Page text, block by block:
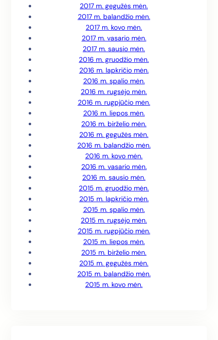
2017 m. gegužės mėn.
2017 m. balandžio mėn.
2017 m. kovo mėn.
2017 m. vasario mėn.
2017 m. sausio mėn.
2016 m. gruodžio mėn.
2016 m. lapkričio mėn.
2016 m. spalio mėn.
2016 m. rugsėjo mėn.
2016 m. rugpjūčio mėn.
2016 m. liepos mėn.
2016 m. birželio mėn.
2016 m. gegužės mėn.
2016 m. balandžio mėn.
2016 m. kovo mėn.
2016 m. vasario mėn.
2016 m. sausio mėn.
2015 m. gruodžio mėn.
2015 m. lapkričio mėn.
2015 m. spalio mėn.
2015 m. rugsėjo mėn.
2015 m. rugpjūčio mėn.
2015 m. liepos mėn.
2015 m. birželio mėn.
2015 m. gegužės mėn.
2015 m. balandžio mėn.
2015 m. kovo mėn.